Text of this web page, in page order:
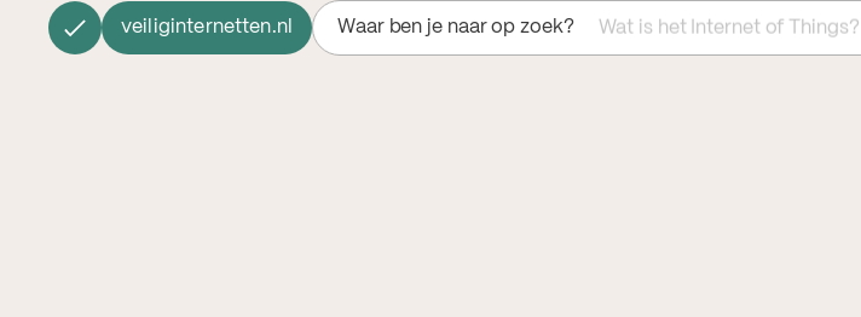
veiliginternetten.nl Waar ben je naar op zoek? Wat is het Internet of Things?